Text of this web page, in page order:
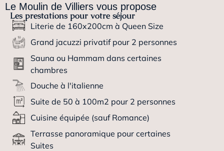
Le Moulin de Villiers vous propose
Les prestations pour votre séjour
Literie de 160x200cm à Queen Size
Grand jacuzzi privatif pour 2 personnes
Sauna ou Hammam dans certaines
chambres
Douche à l'italienne
Suite de 50 à 100m2 pour 2 personnes
Cuisine équipée (sauf Romance)
Terrasse panoramique pour certaines
Suites